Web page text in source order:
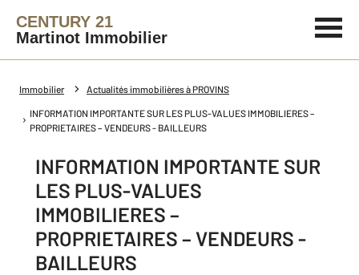
CENTURY 21
Martinot Immobilier
Immobilier Actualités immobilières à PROVINS
INFORMATION IMPORTANTE SUR LES PLUS-VALUES IMMOBILIERES –
PROPRIETAIRES – VENDEURS - BAILLEURS
INFORMATION IMPORTANTE SUR
LES PLUS-VALUES
IMMOBILIERES –
PROPRIETAIRES – VENDEURS -
BAILLEURS